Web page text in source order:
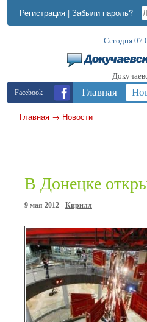
Регистрация | Забыли пароль?
Сегодня
Facebook Главная
Главная → Новости
В Донецке
9 мая 2012 - Кирилл